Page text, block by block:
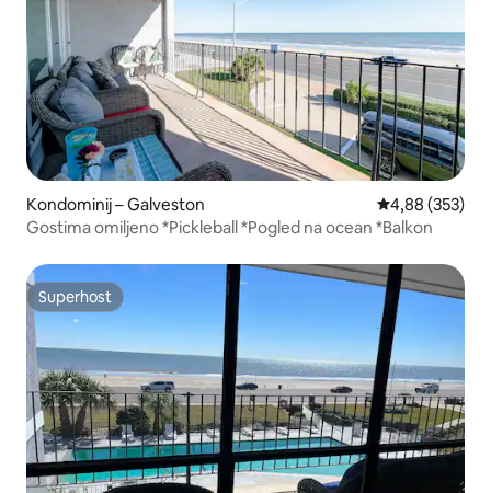
Kondominij – Galveston Prosječna
4,88 (353)
Gostima omiljeno *Pickleball *Pogled na ocean *Balkon
Superhost
Superhost